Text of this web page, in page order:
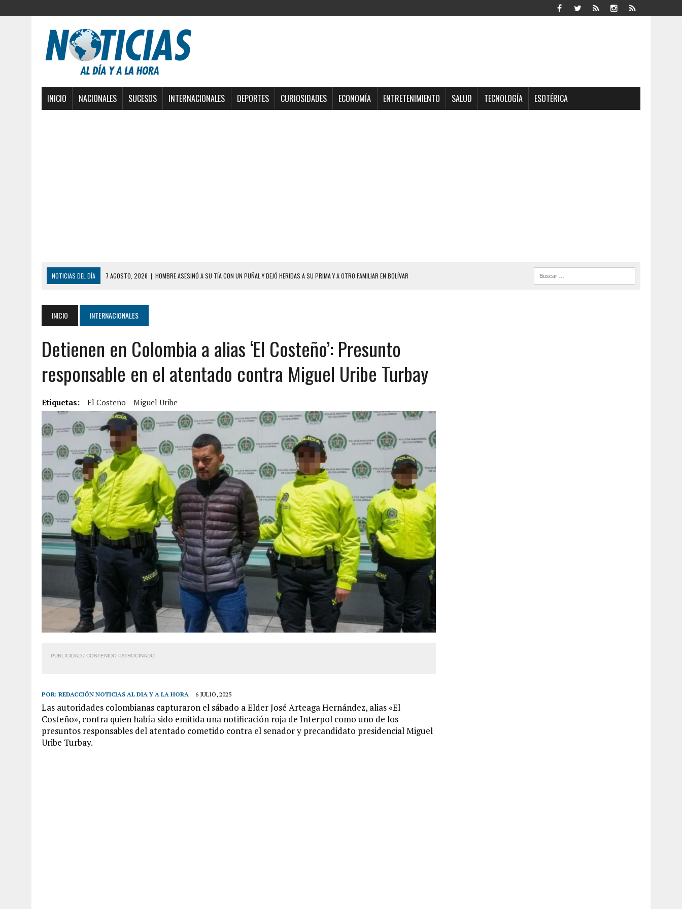
INICIO NACIONALES SUCESOS INTERNACIONALES DEPORTES CURIOSIDADES ECONOMÍA ENTRETENIMIENTO SALUD TECNOLOGÍA ESOTÉRICA
NOTICIAS DEL DÍA 7 AGOSTO, 2026 | HOMBRE ASESINÓ A SU TÍA CON UN PUÑAL Y DEJÓ HERIDAS A SU PRIMA Y A OTRO FAMILIAR EN BOLÍVAR
6 AGOSTO, 2026 | MISTERIOSA MUERTE DE MODELO EN MONAGAS: HALLARON EL CUERPO DENTRO DE SU CASA
6 AGOSTO, 2026
BARINAS: ADOLESCENTE SE QUITÓ LA VIDA TRAS SER ACOSADA Y ABUSADA POR LA PAREJA DE SU ABUELA
6 AGOSTO, 2026 | CONMOCIÓN EN COLORADO POR ASESINATO DE UNA ADOLESCENTE VENEZOLANA EN REUNIÓN CON AMIGOS
5 AGOSTO, 2026 | PRESUNTO BROTE PSICÓTICO POR FALTA DE TRATAMIENTO DESENCADENÓ TRAGEDIA FAMILIAR
8 AGOSTO, 2026 | BOMBEROS DE CARACAS COMBATIERON INCENDIO DE GRAN MAGNITUD EN ZONA INDUSTRIAL DE EL LLANITO
7 AGOSTO, 2026 | FUGA DE GAS GENERÓ EXPLOSIÓN EN LOCAL COMERCIAL DE CHACAO
INICIO INTERNACIONALES
Detienen en Colombia a alias ‘El Costeño’: Presunto
responsable en el atentado contra Miguel Uribe Turbay
Etiquetas: El Costeño Miguel Uribe
PUBLICIDAD / CONTENIDO PATROCINADO
POR: REDACCIÓN NOTICIAS AL DIA Y A LA HORA 6 JULIO, 2025
Las autoridades colombianas capturaron el sábado a Elder José Arteaga Hernández, alias «El
Costeño», contra quien había sido emitida una notificación roja de Interpol como uno de los
presuntos responsables del atentado cometido contra el senador y precandidato presidencial Miguel
Uribe Turbay.